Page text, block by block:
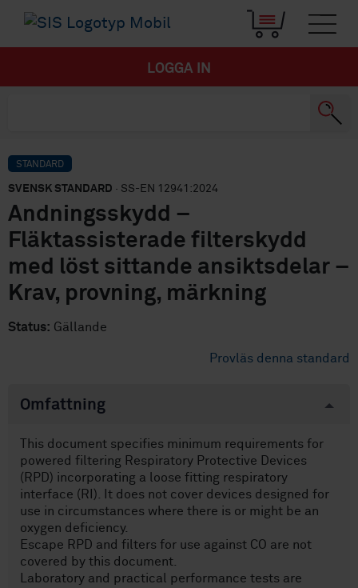
LOGGA IN
STANDARD
SVENSK STANDARD · SS-EN 12941:2024
Andningsskydd –
Fläktassisterade filterskydd
med löst sittande ansiktsdelar –
Krav, provning, märkning
Status: Gällande
Provläs denna standard
Omfattning
This document specifies minimum requirements for
powered filtering Respiratory Protective Devices
(RPD) incorporating a loose fitting respiratory
interface (RI). It does not cover devices designed for
use in circumstances where there is or might be an
oxygen deficiency.
Escape RPD and filters for use against CO are not
covered by this document.
Laboratory and practical performance tests are